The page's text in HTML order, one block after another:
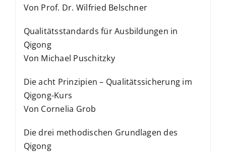
Von Prof. Dr. Wilfried Belschner
Qualitätsstandards für Ausbildungen in
Qigong
Von Michael Puschitzky
Die acht Prinzipien – Qualitätssicherung im
Qigong-Kurs
Von Cornelia Grob
Die drei methodischen Grundlagen des
Qigong